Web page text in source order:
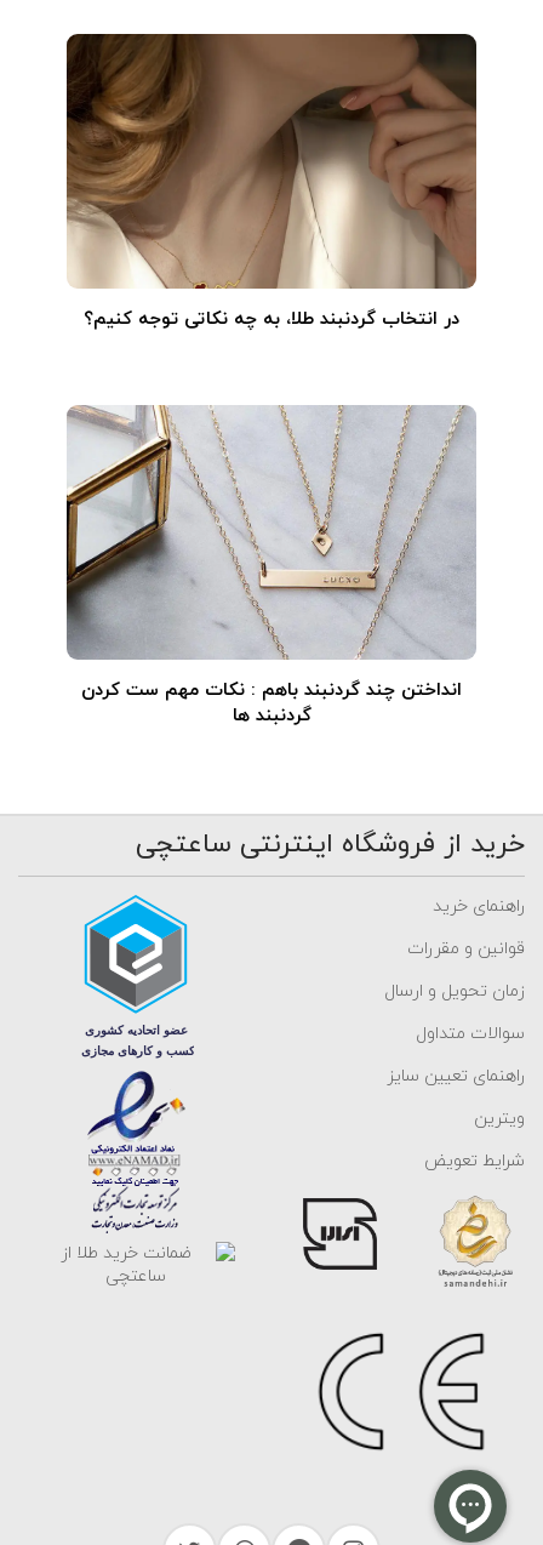
در انتخاب گردنبند طلا‌، به چه نکاتی توجه کنیم؟
انداختن چند گردنبند باهم : نکات مهم ست کردن
گردنبند ها
خرید از فروشگاه اینترنتی ساعتچی
راهنمای خرید
قوانین و مقررات
زمان تحویل و ارسال
سوالات متداول
راهنمای تعیین سایز
ویترین
شرایط تعویض